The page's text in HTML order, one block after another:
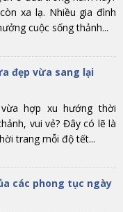
xa lạ. Nhiều gia đình
cuộc sống thảnh...
đẹp vừa sang lại
hợp xu hướng thời
vui vẻ? Đây có lẽ là
trang mỗi độ tết...
các phong tục ngày